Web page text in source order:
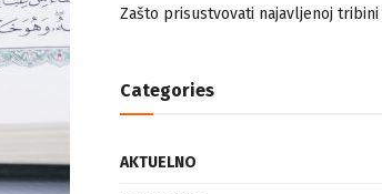
Zašto prisustvovati najavljenoj tribini
Categories
AKTUELNO